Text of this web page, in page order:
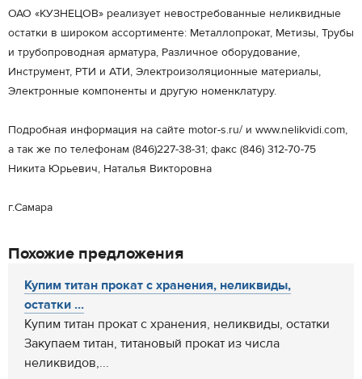
ОАО «КУЗНЕЦОВ» реализует невостребованные неликвидные
остатки в широком ассортименте: Металлопрокат, Метизы, Трубы
и трубопроводная арматура, Различное оборудование,
Инструмент, РТИ и АТИ, Электроизоляционные материалы,
Электронные компоненты и другую номенклатуру.
Подробная информация на сайте motor-s.ru/ и www.nelikvidi.com,
а так же по телефонам (846)227-38-31; факс (846) 312-70-75
Никита Юрьевич, Наталья Викторовна
г.Самара
Похожие предложения
Купим титан прокат с хранения, неликвиды,
остатки ...
Купим титан прокат с хранения, неликвиды, остатки
Закупаем титан, титановый прокат из числа
неликвидов,...